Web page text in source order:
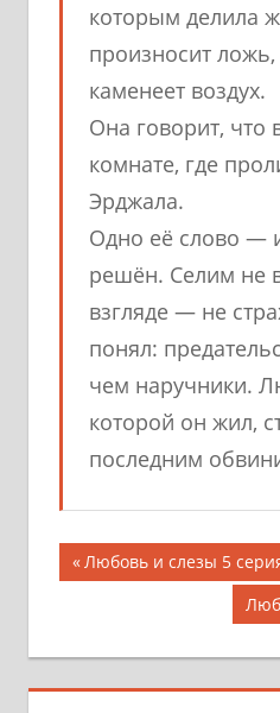
которым делила
произносит ложь,
каменеет воздух.
Она говорит, что
комнате, где
Эрджала.
Одно её слово —
решён. Селим не
взгляде — не
понял:
чем наручники.
которой он жил,
последним
Предыдущая
Любовь и слезы 5